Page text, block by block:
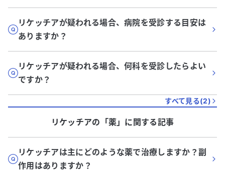
リケッチアが疑われる場合、病院を受診する目安は
ありますか？
リケッチアが疑われる場合、何科を受診したらよい
ですか？
すべて見る(2)
リケッチアの「薬」に関する記事
リケッチアは主にどのような薬で治療しますか？副
作用はありますか？